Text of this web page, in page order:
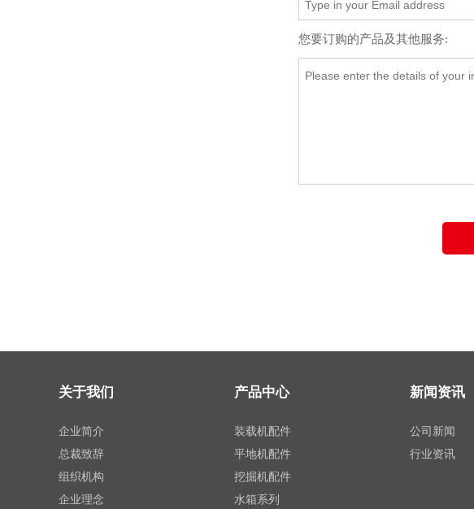
您要订购的产品及其他服务:
关于我们
企业简介
总裁致辞
组织机构
企业理念
产品中心
装载机配件
平地机配件
挖掘机配件
水箱系列
新闻资讯
公司新闻
行业资讯